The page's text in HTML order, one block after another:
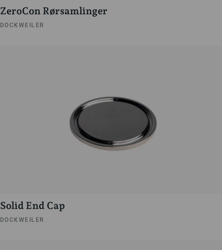
ZeroCon Rørsamlinger
DOCKWEILER
Solid End Cap
DOCKWEILER